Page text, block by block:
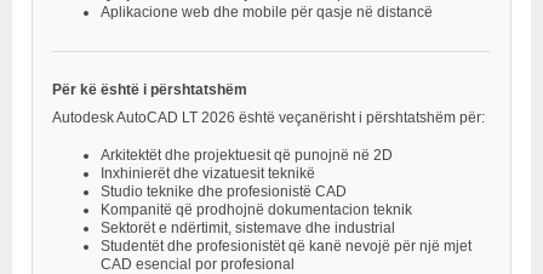
Aplikacione web dhe mobile për qasje në distancë
Për kë është i përshtatshëm
Autodesk AutoCAD LT 2026 është veçanërisht i përshtatshëm për:
Arkitektët dhe projektuesit që punojnë në 2D
Inxhinierët dhe vizatuesit teknikë
Studio teknike dhe profesionistë CAD
Kompanitë që prodhojnë dokumentacion teknik
Sektorët e ndërtimit, sistemave dhe industrial
Studentët dhe profesionistët që kanë nevojë për një mjet
CAD esencial por profesional